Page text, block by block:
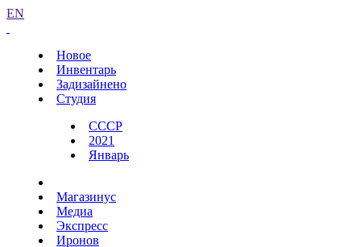
EN
Новое
Инвентарь
Задизайнено
Студия
СССР
2021
Январь
Магазинус
Медиа
Экспресс
Иронов